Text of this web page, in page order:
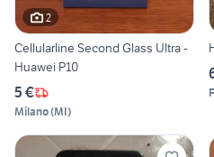
2
Cellularline Second Glass Ultra -
Huawei P10
5 €
Milano(MI)